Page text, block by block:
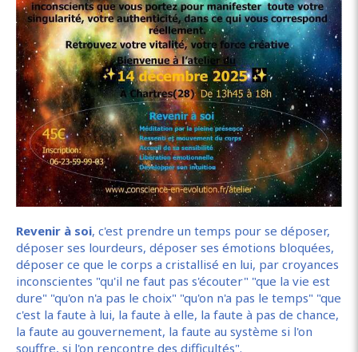
Revenir à soi, c'est prendre un temps pour se déposer,
déposer ses lourdeurs, déposer ses émotions bloquées,
déposer ce que le corps a cristallisé en lui, par croyances
inconscientes "qu'il ne faut pas s'écouter" "que la vie est
dure" "qu'on n'a pas le choix" "qu'on n'a pas le temps" "que
c'est la faute à lui, la faute à elle, la faute à pas de chance,
la faute au gouvernement, la faute au système si l'on
souffre, si l'on rencontre des difficultés".